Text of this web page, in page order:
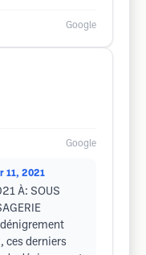
Google
Google
11, 2021
À: SOUS
dénigrement
ces derniers